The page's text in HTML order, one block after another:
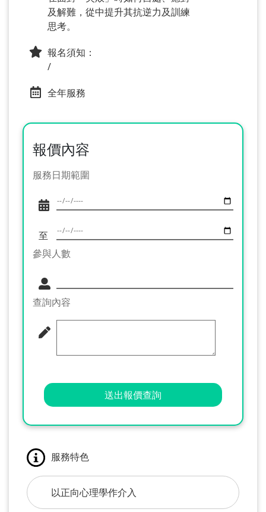
及解難，從中提升其抗逆力及訓練
思考。
報名須知：
/
全年服務
報價內容
服務日期範圍
至
參與人數
查詢內容
送出報價查詢
服務特色
以正向心理學作介入